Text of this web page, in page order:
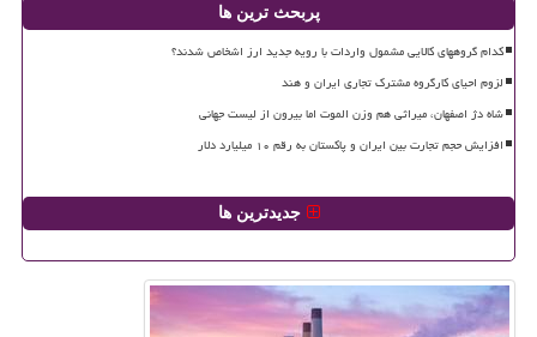
پربحث ترین ها
کدام گروههای کالایی مشمول واردات با رویه جدید ارز اشخاص شدند؟
لزوم احیای کارگروه مشترک تجاری ایران و هند
شاه دژ اصفهان، میراثی هم وزن الموت اما بیرون از لیست جهانی
افزایش حجم تجارت بین ایران و پاکستان به رقم ۱۰ میلیارد دلار
جدیدترین ها